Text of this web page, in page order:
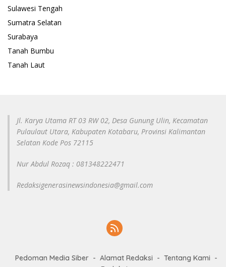
Sulawesi Tengah
Sumatra Selatan
Surabaya
Tanah Bumbu
Tanah Laut
Jl. Karya Utama RT 03 RW 02, Desa Gunung Ulin, Kecamatan
Pulaulaut Utara, Kabupaten Kotabaru, Provinsi Kalimantan
Selatan Kode Pos 72115
Nur Abdul Rozaq : 081348222471
Redaksigenerasinewsindonesia@gmail.com
Pedoman Media Siber Alamat Redaksi
Tentang Kami